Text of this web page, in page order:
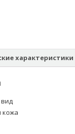
характеристики
кожа